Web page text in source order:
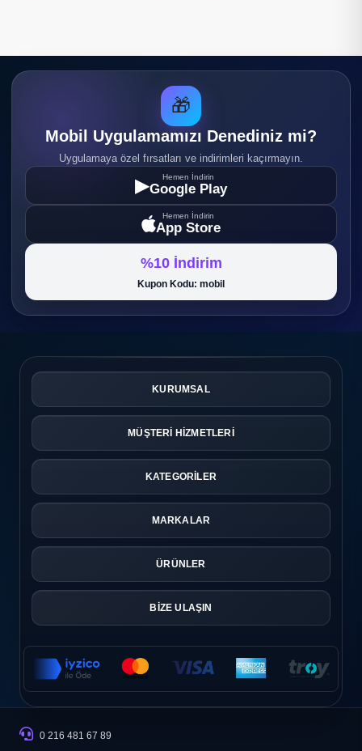
🎁
Mobil Uygulamamızı Denediniz mi?
Uygulamaya özel fırsatları ve indirimleri kaçırmayın.
▶ Hemen İndirin
Google Play
Hemen İndirin
App Store
%10 İndirim
Kupon Kodu: mobil
KURUMSAL
MÜŞTERİ HİZMETLERİ
KATEGORİLER
MARKALAR
ÜRÜNLER
BİZE ULAŞIN
0 216 481 67 89